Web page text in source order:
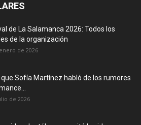
de La Salamanca 2026: Todos los
de la organización
de 2026
que Sofía Martínez habló de los rumores
de 2026